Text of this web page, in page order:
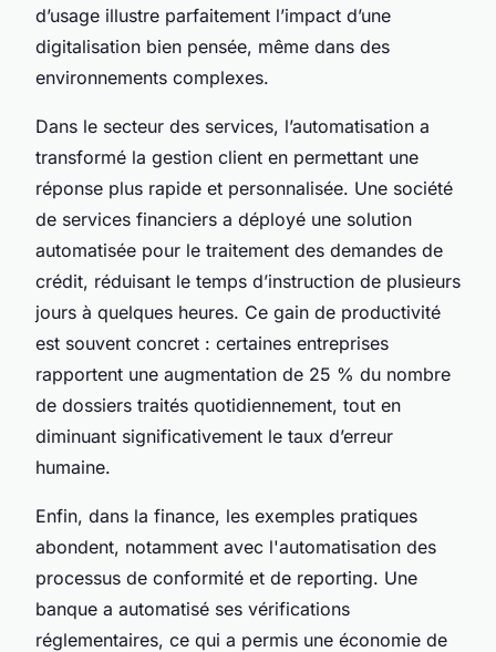
d’usage illustre parfaitement l’impact d’une
digitalisation bien pensée, même dans des
environnements complexes.
Dans le secteur des services, l’automatisation a
transformé la gestion client en permettant une
réponse plus rapide et personnalisée. Une société
de services financiers a déployé une solution
automatisée pour le traitement des demandes de
crédit, réduisant le temps d’instruction de plusieurs
jours à quelques heures. Ce gain de productivité
est souvent concret : certaines entreprises
rapportent une augmentation de 25 % du nombre
de dossiers traités quotidiennement, tout en
diminuant significativement le taux d’erreur
humaine.
Enfin, dans la finance, les exemples pratiques
abondent, notamment avec l'automatisation des
processus de conformité et de reporting. Une
banque a automatisé ses vérifications
réglementaires, ce qui a permis une économie de